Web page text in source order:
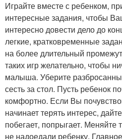
Играйте вместе с ребенком,
интересные задания, чтобы
интересно довести дело до
легкие, кратковременные
на более длительный
таких игр желательно, чтобы
малыша. Уберите
сесть за стол. Пусть ребенок
комфортно. Если Вы
начинает терять интерес,
побегает, попрыгает. Меняйте
не надоедали ребенку.